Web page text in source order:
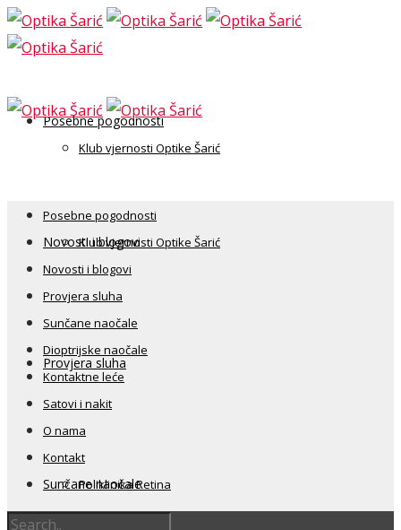
Posebne pogodnosti
Klub vjernosti Optike Šarić
Novosti i blogovi
Provjera sluha
Sunčane naočale
Posebne pogodnosti
Klub vjernosti Optike Šarić
Novosti i blogovi
Provjera sluha
Sunčane naočale
Dioptrijske naočale
Kontaktne leće
Satovi i nakit
O nama
Kontakt
Poliklinika Retina